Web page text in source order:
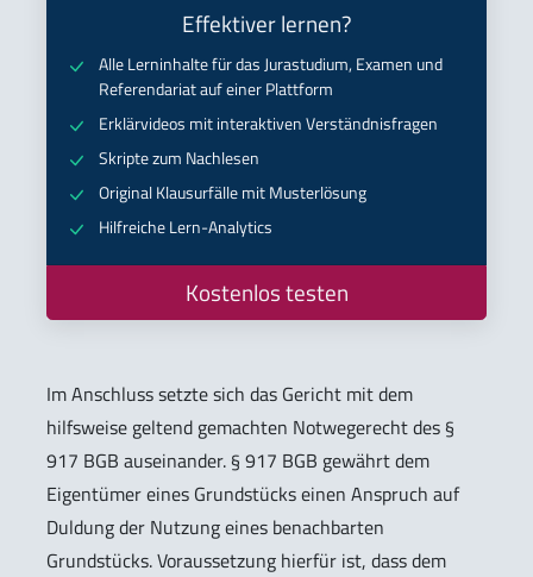
Effektiver lernen?
Alle Lerninhalte für das Jurastudium, Examen und
Referendariat auf einer Plattform
Erklärvideos mit interaktiven Verständnisfragen
Skripte zum Nachlesen
Original Klausurfälle mit Musterlösung
Hilfreiche Lern-Analytics
Kostenlos testen
Im Anschluss setzte sich das Gericht mit dem
hilfsweise geltend gemachten Notwegerecht des §
917 BGB auseinander. § 917 BGB gewährt dem
Eigentümer eines Grundstücks einen Anspruch auf
Duldung der Nutzung eines benachbarten
Grundstücks. Voraussetzung hierfür ist, dass dem